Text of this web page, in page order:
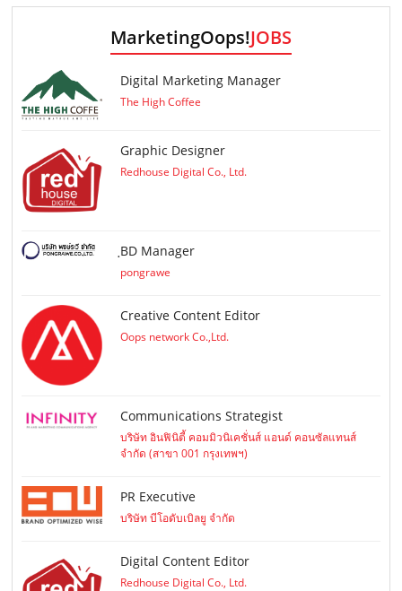
MarketingOops!JOBS
Digital Marketing Manager
The High Coffee
Graphic Designer
Redhouse Digital Co., Ltd.
ฺBD Manager
pongrawe
Creative Content Editor
Oops network Co.,Ltd.
Communications Strategist
บริษัท อินฟินิตี้ คอมมิวนิเคชั่นส์ แอนด์ คอนซัลแทนส์
จำกัด (สาขา 001 กรุงเทพฯ)
PR Executive
บริษัท บีโอดับเบิลยู จำกัด
Digital Content Editor
Redhouse Digital Co., Ltd.